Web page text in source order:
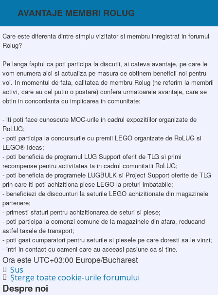
AVANTAJE MEMBRI ROLUG
Care este diferenta dintre simplu vizitator si membru inregistrat in forumul
Rolug?
Pe langa faptul ca poti participa la discutii, ai cateva avantaje, pe care le
vom enumera aici si actualiza pe masura ce obtinem beneficii noi pentru
voi. In momentul de fata, calitatea de membru Rolug (ne referim la membrii
activi, care au cel putin o postare) confera urmatoarele avantaje, care se
obtin in concordanta cu implicarea in comunitate:
- iti poti face cunoscute MOC-urile in cadrul expozitiilor organizate de
RoLUG;
- poti participa la concursurile cu premii LEGO organizate de RoLUG si
LEGO® Ideas;
- poti beneficia de programul LUG Support oferit de TLG si primi
recompense pentru activitatea ta in cadrul comunitatii RoLUG;
- poti beneficia de programele LUGBULK si Project Support oferite de TLG
prin care iti poti achizitiona piese LEGO la preturi imbatabile;
- beneficiezi de discounturi la seturile LEGO achizitionate din magazinele
partenere;
- primesti sfaturi pentru achizitionarea de seturi si piese;
- poti participa la comenzi comune de la magazinele din afara, reducand
astfel taxele de transport;
- poti gasi cumparatori pentru seturile si piesele pe care doresti sa le vinzi;
- intri in contact cu oameni care au aceeasi pasiune ca si tine.
Ora este UTC+03:00 Europe/Bucharest
Sus
Şterge toate cookie-urile forumului
Despre noi